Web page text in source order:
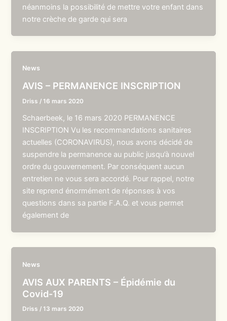
néanmoins la possibilité de mettre votre enfant dans
notre crèche de garde qui sera
News
AVIS – PERMANENCE INSCRIPTION
Driss /16 mars 2020
Schaerbeek, le 16 mars 2020 PERMANENCE
INSCRIPTION Vu les recommandations sanitaires
actuelles (CORONAVIRUS), nous avons décidé de
suspendre la permanence au public jusqu’à nouvel
ordre du gouvernement. Par conséquent aucun
entretien ne vous sera accordé. Pour rappel, notre
site reprend énormément de réponses à vos
questions dans sa partie F.A.Q. et vous permet
également de
News
AVIS AUX PARENTS – Épidémie du
Covid-19
Driss /13 mars 2020